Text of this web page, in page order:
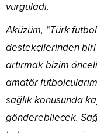
vurguladı.
Aküzüm, “Türk
destekçilerinden
artırmak bizim
amatör
sağlık konusunda
gönderebilecek.